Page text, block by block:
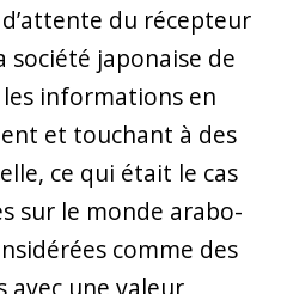
du récepteur
société japonaise de
informations en
et touchant à des
ce qui était le cas
sur le monde arabo-
comme des
avec une valeur